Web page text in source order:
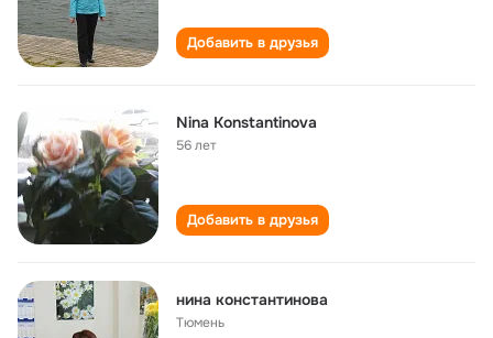
Добавить в друзья
Nina Konstantinova
56 лет
Добавить в друзья
нина константинова
Тюмень